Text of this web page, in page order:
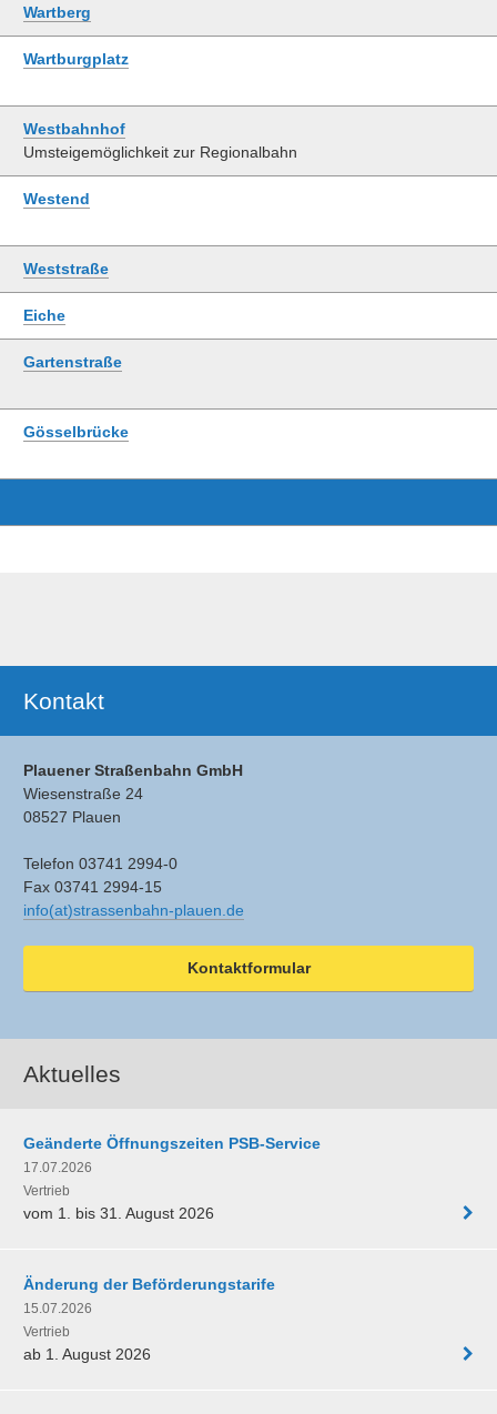
Wartberg
Wartburgplatz
Westbahnhof
Umsteigemöglichkeit zur Regionalbahn
Westend
Weststraße
Eiche
Gartenstraße
Gösselbrücke
Kontakt
Plauener Straßenbahn GmbH
Wiesenstraße 24
08527 Plauen
Telefon 03741 2994-0
Fax 03741 2994-15
info(at)strassenbahn-plauen.de
Kontaktformular
Aktuelles
Geänderte Öffnungszeiten PSB-Service
17.07.2026
Vertrieb
vom 1. bis 31. August 2026
Änderung der Beförderungstarife
15.07.2026
Vertrieb
ab 1. August 2026